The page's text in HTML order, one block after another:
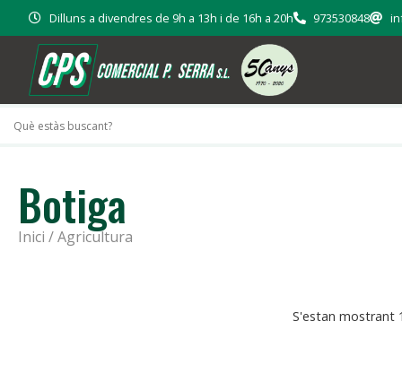
Dilluns a divendres de 9h a 13h i de 16h a 20h 973530848
Botiga
Inici / Agricultura
S'estan mostrant